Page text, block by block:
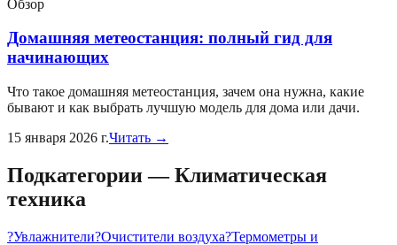
Обзор
Домашняя метеостанция: полный гид для
начинающих
Что такое домашняя метеостанция, зачем она нужна, какие
бывают и как выбрать лучшую модель для дома или дачи.
15 января 2026 г.Читать →
Подкатегории—Климатическая
техника
?Увлажнители?️Очистители воздуха?️Термометры и